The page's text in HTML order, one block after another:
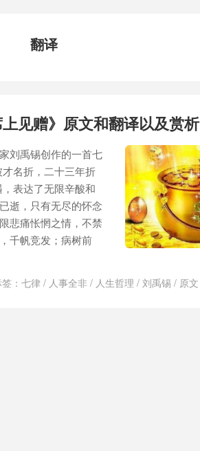
翻译
上见赠》原文和翻译以及赏析
刘禹锡创作的一首七
名折，二十三年折
表达了无限辛酸和
逝，只有无尽的怀念
悲痛怅惘之情，不禁
千帆竞发；病树前
： 七律 / 人事全非 / 人生哲理 / 刘禹锡 / 原文